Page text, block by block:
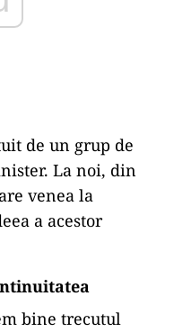
de un grup de
La noi, din
venea la
a acestor
bine trecutul